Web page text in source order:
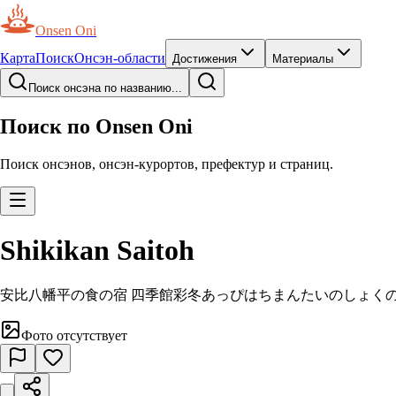
Onsen Oni
КартаПоискОнсэн-области Достижения Материалы
Поиск онсэна по названию...
Поиск по Onsen Oni
Поиск онсэнов, онсэн-курортов, префектур и страниц.
Shikikan Saitoh
安比八幡平の食の宿 四季館彩冬あっぴはちまんたいのしょく
Фото отсутствует